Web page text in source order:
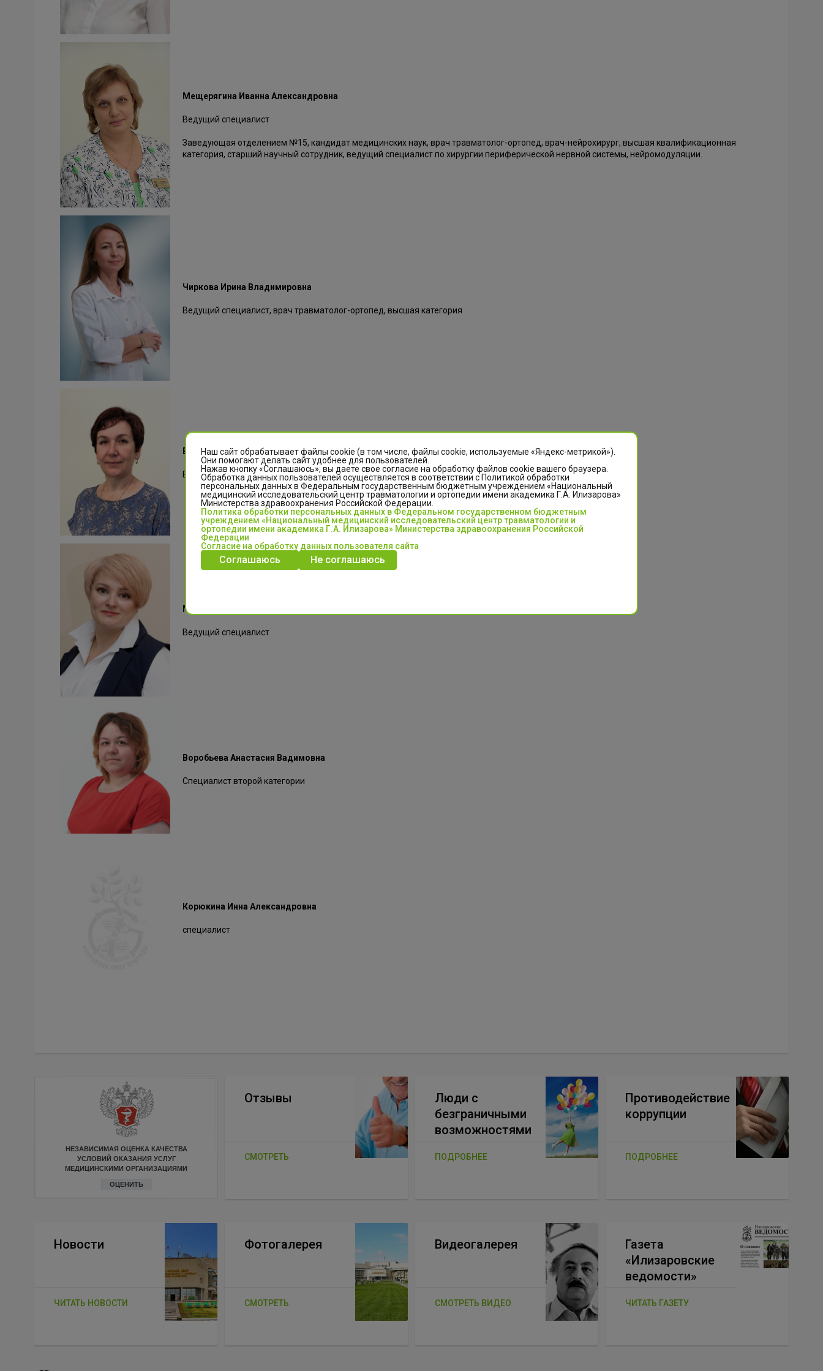
Мещерягина Иванна Александровна
Ведущий специалист
Заведующая отделением №15, кандидат медицинских наук, врач травматолог-ортопед, врач-нейрохирург, высшая квалификационная
категория, старший научный сотрудник, ведущий специалист по хирургии периферической нервной системы, нейромодуляции.
Чиркова Ирина Владимировна
Ведущий специалист, врач травматолог-ортопед, высшая категория
Василюк Елена Александровна
Врач-методист
Марущак Татьяна Петровна
Ведущий специалист
Воробьева Анастасия Вадимовна
Специалист второй категории
Корюкина Инна Александровна
специалист
НЕЗАВИСИМАЯ ОЦЕНКА КАЧЕСТВА
УСЛОВИЙ ОКАЗАНИЯ УСЛУГ
МЕДИЦИНСКИМИ ОРГАНИЗАЦИЯМИ
ОЦЕНИТЬ
Отзывы
СМОТРЕТЬ
Люди с
безграничными
возможностями
ПОДРОБНЕЕ
Противодействие
коррупции
ПОДРОБНЕЕ
Новости
ЧИТАТЬ НОВОСТИ
Фотогалерея
СМОТРЕТЬ
Видеогалерея
СМОТРЕТЬ ВИДЕО
Газета
«Илизаровские
ведомости»
ЧИТАТЬ ГАЗЕТУ
Наш сайт обрабатывает файлы cookie (в том числе, файлы cookie, используемые «Яндекс-метрикой»).
Они помогают делать сайт удобнее для пользователей.
Нажав кнопку «Соглашаюсь», вы даете свое согласие на обработку файлов cookie вашего браузера.
Обработка данных пользователей осуществляется в соответствии с Политикой обработки
персональных данных в Федеральным государственным бюджетным учреждением «Национальный
медицинский исследовательский центр травматологии и ортопедии имени академика Г.А. Илизарова»
Министерства здравоохранения Российской Федерации.
Политика обработки персональных данных в Федеральном государственном бюджетным
учреждением «Национальный медицинский исследовательский центр травматологии и
ортопедии имени академика Г.А. Илизарова» Министерства здравоохранения Российской
Федерации
Согласие на обработку данных пользователя сайта
Соглашаюсь Не соглашаюсь